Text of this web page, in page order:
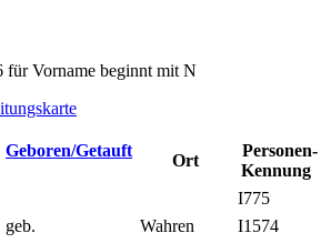
für Vorname beginnt mit N
Geboren/Getauft
Ort
Personen-
Kennung
I775
geb. Wahren
I1574